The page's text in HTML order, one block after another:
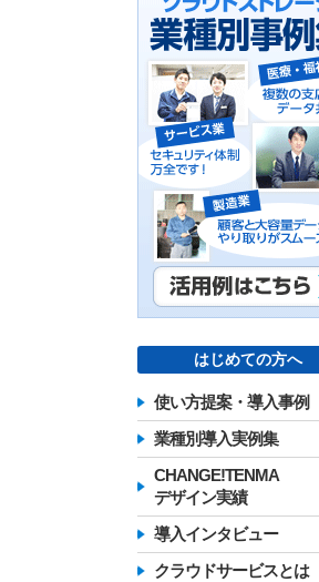
はじめての方へ
使い方提案・導入事例
業種別導入実例集
CHANGE!TENMA
デザイン実績
導入インタビュー
クラウドサービスとは